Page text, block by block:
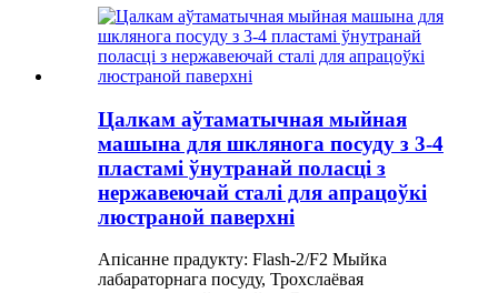
Цалкам аўтаматычная мыйная
машына для шклянога посуду з 3-4
пластамі ўнутранай поласці з
нержавеючай сталі для апрацоўкі
люстраной паверхні
Апісанне прадукту: Flash-2/F2 Мыйка
лабараторнага посуду, Трохслаёвая